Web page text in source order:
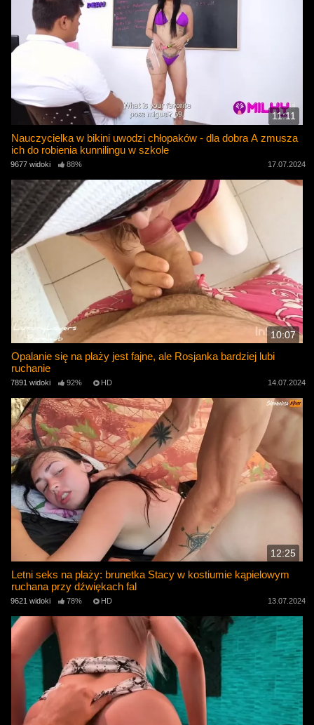
11:11
Nauczycielka w bikini uwodzi chłopaków - dla dobra A zmusza
ich do robienia kunnilingu w szkole
9677 widoki 88% 17.07.2024
10:07
Opalanie się na plaży jest fajne, ale Rosjanka bardziej lubi
ruchanie
7891 widoki 92% HD 14.07.2024
12:25
Letni seks na plaży: brunetka Stacy w kostiumie kąpielowym
ruchana przy dźwiękach fal
9621 widoki 78% HD 13.07.2024